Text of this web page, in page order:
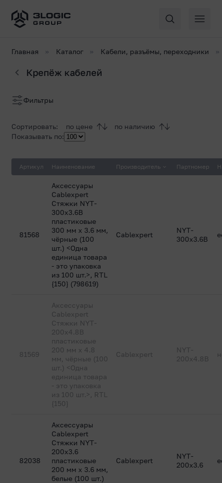
Главная Каталог Кабели, разъёмы, переходники
Крепёж кабелей
Список
Сортировать: по цене
по наличию
Показывать по:
Фильтры
Артикул Наименование Производитель Партномер
81568
Аксессуары
Cablexpert
Стяжки NYT-
300x3.6B
пластиковые
300 мм х 3.6 мм,
чёрные (100
шт.) <Одна
единица товара
- это упаковка
из 100 шт.>, RTL
{150} (798619)
Cablexpert
NYT-
300x3.6B
81569
Аксессуары
Cablexpert
Стяжки NYT-
200x4.8В
пластиковые
200 мм х 4.8
мм, чёрные (100
шт.) <Одна
единица товара
- это упаковка
из 100 шт.>, RTL
{150}
Cablexpert
NYT-
200x4.8В
82038
Аксессуары
Cablexpert
Стяжки NYT-
200x3.6
пластиковые
200 мм х 3.6 мм,
белые (100 шт.)
Cablexpert
NYT-
200x3.6